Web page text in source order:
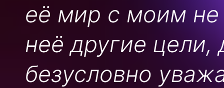
её мир с моим не
неё другие цели,
безусловно